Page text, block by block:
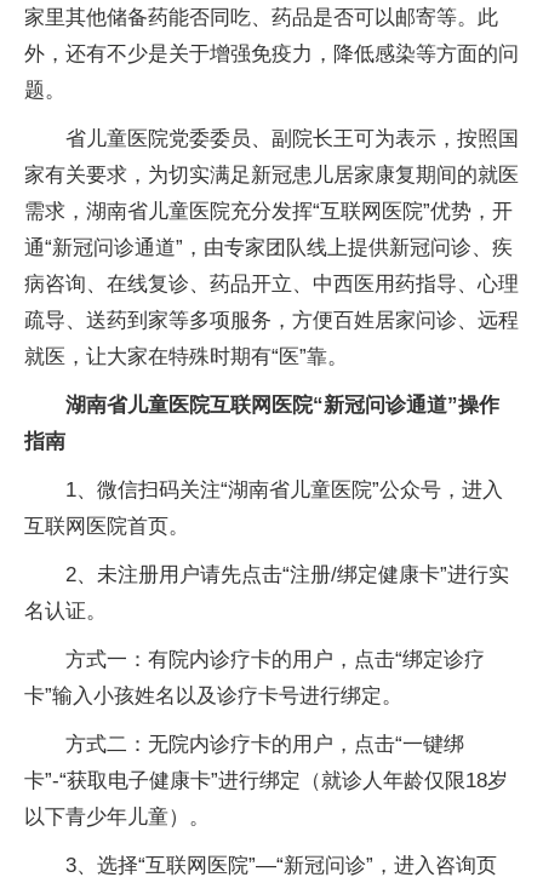
家里其他储备药能否同吃、药品是否可以邮寄等。此
外，还有不少是关于增强免疫力，降低感染等方面的问
题。
省儿童医院党委委员、副院长王可为表示，按照国
家有关要求，为切实满足新冠患儿居家康复期间的就医
需求，湖南省儿童医院充分发挥“互联网医院”优势，开
通“新冠问诊通道”，由专家团队线上提供新冠问诊、疾
病咨询、在线复诊、药品开立、中西医用药指导、心理
疏导、送药到家等多项服务，方便百姓居家问诊、远程
就医，让大家在特殊时期有“医”靠。
湖南省儿童医院互联网医院“新冠问诊通道”操作
指南
1、微信扫码关注“湖南省儿童医院”公众号，进入
互联网医院首页。
2、未注册用户请先点击“注册/绑定健康卡”进行实
名认证。
方式一：有院内诊疗卡的用户，点击“绑定诊疗
卡”输入小孩姓名以及诊疗卡号进行绑定。
方式二：无院内诊疗卡的用户，点击“一键绑
卡”-“获取电子健康卡”进行绑定（就诊人年龄仅限18岁
以下青少年儿童）。
3、选择“互联网医院”—“新冠问诊”，进入咨询页